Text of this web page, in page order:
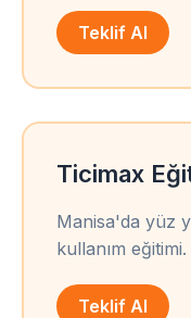
Teklif Al
Ticimax
Manisa'da yüz
kullanım
Teklif Al